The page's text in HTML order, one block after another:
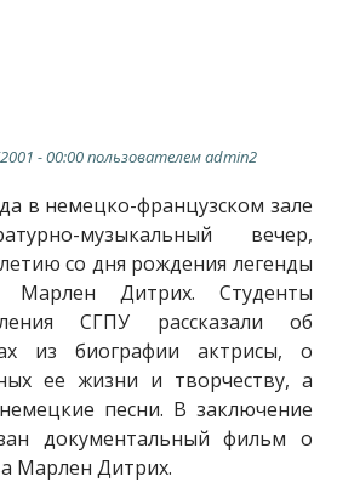
- 00:00пользователемadmin2
в немецко-французском зале
музыкальный вечер,
со дня рождения легенды
Марлен Дитрих. Студенты
СГПУ рассказали об
из биографии актрисы, о
ее жизни и творчеству, а
песни. В заключение
документальный фильм о
Марлен Дитрих.